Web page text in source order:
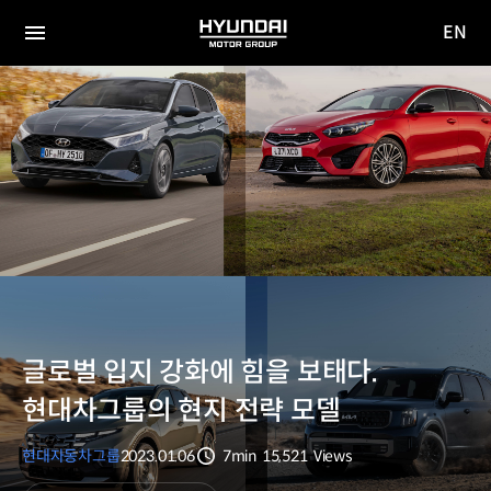
전체
메뉴
HYUNDAI
MOTOR
GROUP
이동
EN
글로벌 입지 강화에 힘을 보태다.
현대차그룹의 현지 전략 모델
현대자동차그룹2023.01.06
7min
조회수
15,521 Views